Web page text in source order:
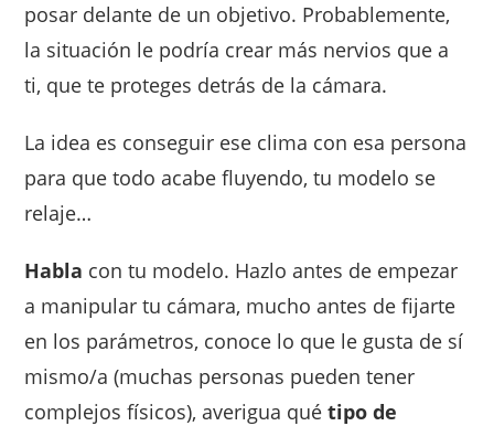
posar delante de un objetivo. Probablemente,
la situación le podría crear más nervios que a
ti, que te proteges detrás de la cámara.
La idea es conseguir ese clima con esa persona
para que todo acabe fluyendo, tu modelo se
relaje…
Habla con tu modelo. Hazlo antes de empezar
a manipular tu cámara, mucho antes de fijarte
en los parámetros, conoce lo que le gusta de sí
mismo/a (muchas personas pueden tener
complejos físicos), averigua quétipo de